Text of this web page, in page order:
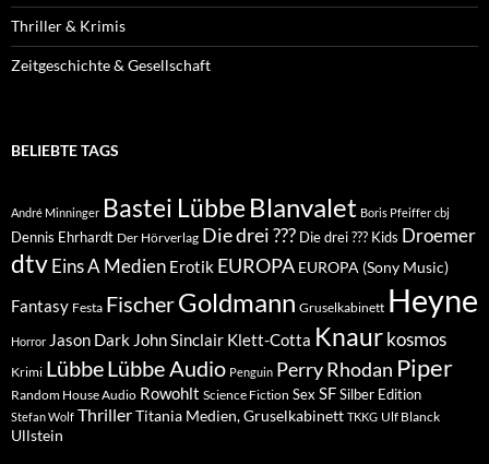
Thriller & Krimis
Zeitgeschichte & Gesellschaft
BELIEBTE TAGS
André Minninger Bastei Lübbe Blanvalet Boris Pfeiffer cbj
Dennis Ehrhardt Der Hörverlag Die drei ??? Die drei ??? Kids Droemer
dtvEins A Medien Erotik EUROPA EUROPA (Sony Music)
Fantasy Festa FischerGoldmann Gruselkabinett Heyne
Horror Jason Dark John Sinclair Klett-Cotta Knaur kosmos
Krimi LübbeLübbe Audio Penguin Perry Rhodan Piper
Random House Audio Rowohlt Science Fiction Sex SFSilber Edition
Stefan Wolf ThrillerTitania Medien, Gruselkabinett TKKG Ulf Blanck
Ullstein